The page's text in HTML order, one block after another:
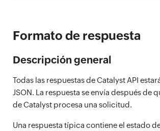
Formato de respuesta
Descripción general
Todas las respuestas de Catalyst API
JSON. La respuesta se envía después de
de Catalyst procesa una solicitud.
Una respuesta típica contiene el estado